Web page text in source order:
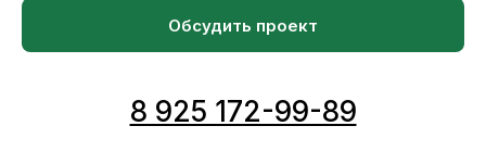
Обсудить проект
8 925 172-99-89